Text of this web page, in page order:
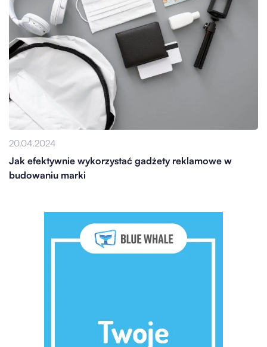
20.04.2024
Jak efektywnie wykorzystać gadżety reklamowe w
budowaniu marki